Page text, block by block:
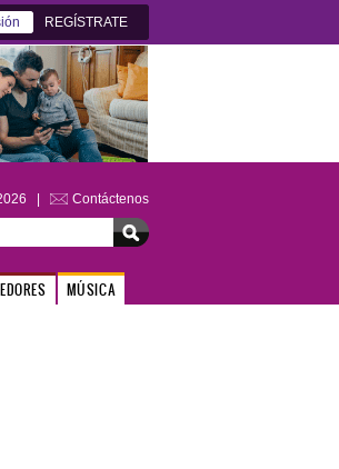
REGÍSTRATE
| Contáctenos
MÚSICA